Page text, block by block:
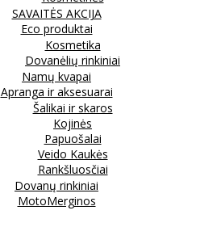
SAVAITĖS AKCIJA
Eco produktai
Kosmetika
Dovanėlių rinkiniai
Namų kvapai
Apranga ir aksesuarai
Šalikai ir skaros
Kojinės
Papuošalai
Veido Kaukės
Rankšluosčiai
Dovanų rinkiniai
MotoMerginos